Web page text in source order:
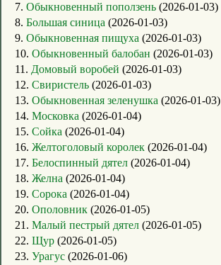
7. Обыкновенный поползень (2026-01-03)
8. Большая синица (2026-01-03)
9. Обыкновенная пищуха (2026-01-03)
10. Обыкновенный балобан (2026-01-03)
11. Домовый воробей (2026-01-03)
12. Свиристель (2026-01-03)
13. Обыкновенная зеленушка (2026-01-03)
14. Московка (2026-01-04)
15. Сойка (2026-01-04)
16. Желтоголовый королек (2026-01-04)
17. Белоспинный дятел (2026-01-04)
18. Желна (2026-01-04)
19. Сорока (2026-01-04)
20. Ополовник (2026-01-05)
21. Малый пестрый дятел (2026-01-05)
22. Щур (2026-01-05)
23. Урагус (2026-01-06)